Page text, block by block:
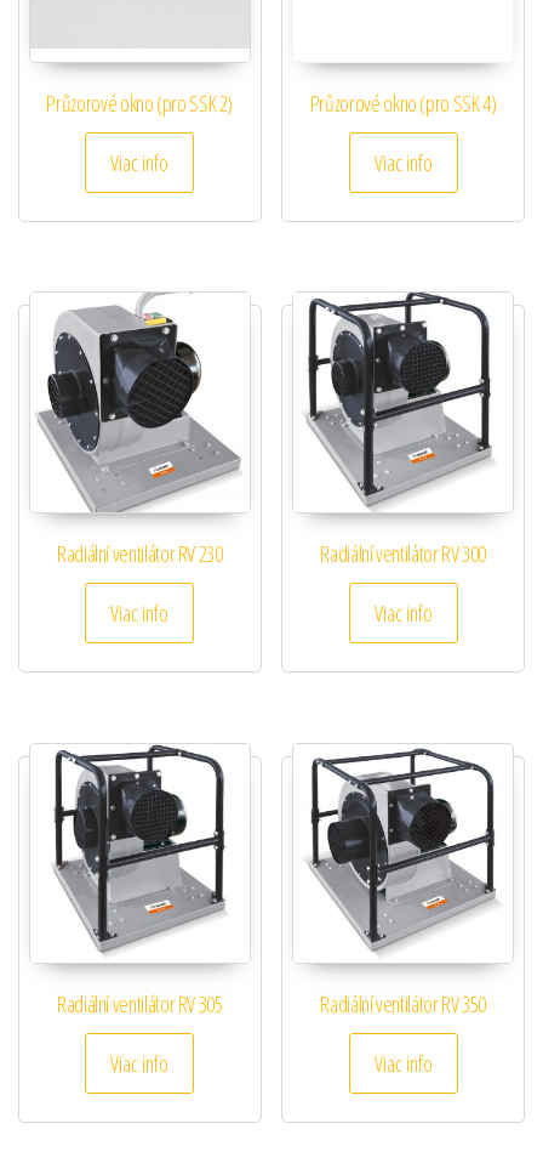
Průzorové okno (pro SSK 2)
Viac info
Průzorové okno (pro SSK 4)
Viac info
Radiální ventilátor RV 230
Viac info
Radiální ventilátor RV 300
Viac info
Radiální ventilátor RV 305
Viac info
Radiální ventilátor RV 350
Viac info